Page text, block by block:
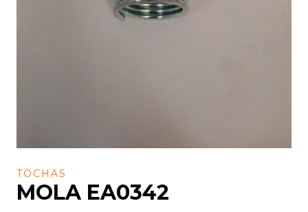
TOCHAS
MOLA EA0342